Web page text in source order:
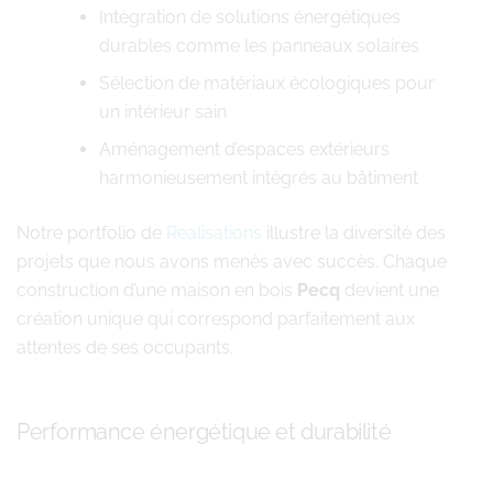
Intégration de solutions énergétiques
durables comme les panneaux solaires
Sélection de matériaux écologiques pour
un intérieur sain
Aménagement d’espaces extérieurs
harmonieusement intégrés au bâtiment
Notre portfolio de Realisations illustre la diversité des
projets que nous avons menés avec succès. Chaque
construction d’une maison en bois Pecq devient une
création unique qui correspond parfaitement aux
attentes de ses occupants.
Performance énergétique et durabilité